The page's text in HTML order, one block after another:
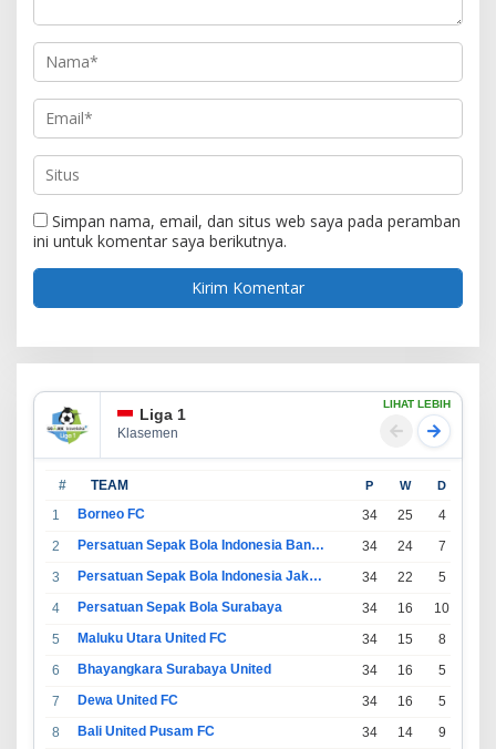
Simpan nama, email, dan situs web saya pada peramban
ini untuk komentar saya berikutnya.
Liga 1
Klasemen
LIHAT LEBIH
# TEAM P W D
1 Borneo FC 34 25 4
2
Persatuan Sepak Bola Indonesia Bandung 34 24 7
3
Persatuan Sepak Bola Indonesia Jakarta 34 22 5
4
Persatuan Sepak Bola Surabaya 34 16 10
5
Maluku Utara United FC 34 15 8
6
Bhayangkara Surabaya United 34 16 5
7
Dewa United FC 34 16 5
8
Bali United Pusam FC 34 14 9